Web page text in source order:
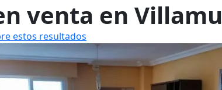
venta en
estos resultados